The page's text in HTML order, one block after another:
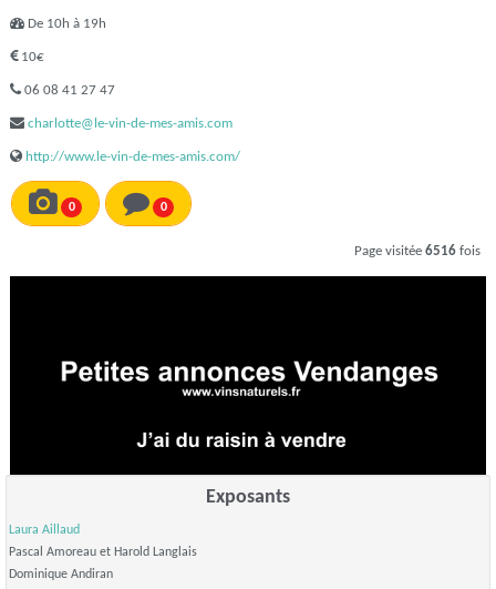
De 10h à 19h
10€
06 08 41 27 47
charlotte@le-vin-de-mes-amis.com
http://www.le-vin-de-mes-amis.com/
0 0
Page visitée 6516 fois
Exposants
Laura Aillaud
Pascal Amoreau et Harold Langlais
Dominique Andiran